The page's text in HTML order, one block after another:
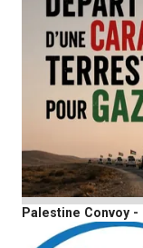
Palestine Convoy